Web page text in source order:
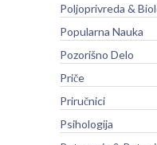
Poljoprivreda &
Popularna Nauka
Pozorišno Delo
Priče
Priručnici
Psihologija